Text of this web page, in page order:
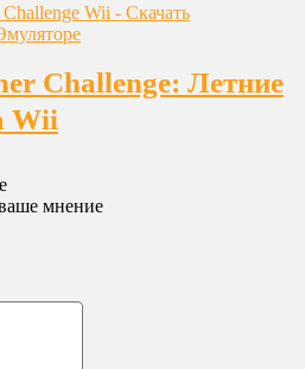
Challenge: Летние
Wii
мнение